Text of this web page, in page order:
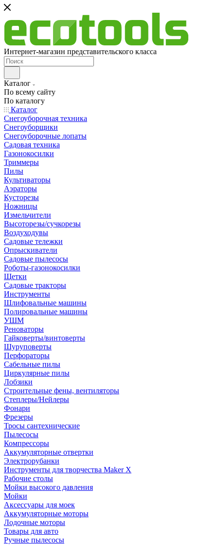
Интернет-магазин представительского класса
Каталог
По всему сайту
По каталогу
Каталог
Снегоуборочная техника
Снегоуборщики
Снегоуборочные лопаты
Садовая техника
Газонокосилки
Триммеры
Пилы
Культиваторы
Аэраторы
Кусторезы
Ножницы
Измельчители
Высоторезы/сучкорезы
Воздуходувы
Садовые тележки
Опрыскиватели
Садовые пылесосы
Роботы-газонокосилки
Щетки
Садовые тракторы
Инструменты
Шлифовальные машины
Полировальные машины
УШМ
Реноваторы
Гайковерты/винтоверты
Шуруповерты
Перфораторы
Сабельные пилы
Циркулярные пилы
Лобзики
Строительные фены, вентиляторы
Степлеры/Нейлеры
Фонари
Фрезеры
Тросы сантехнические
Пылесосы
Компрессоры
Аккумуляторные отвертки
Электрорубанки
Инструменты для творчества Maker X
Рабочие столы
Мойки высокого давления
Мойки
Аксессуары для моек
Аккумуляторные моторы
Лодочные моторы
Товары для авто
Ручные пылесосы